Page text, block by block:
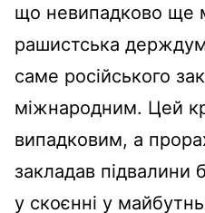
що невипадково ще
рашистська
саме російського
міжнародним. Цей
випадковим, а
закладав підвалини
у скоєнні у